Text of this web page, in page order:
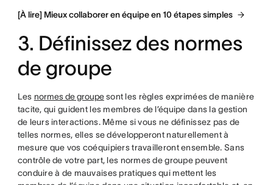
[À lire] Mieux collaborer en équipe en 10 étapes simples
3. Définissez des normes
de groupe
Les normes de groupesont les règles exprimées de manière
tacite, qui guident les membres de l’équipe dans la gestion
de leurs interactions. Même si vous ne définissez pas de
telles normes, elles se développeront naturellement à
mesure que vos coéquipiers travailleront ensemble. Sans
contrôle de votre part, les normes de groupe peuvent
conduire à de mauvaises pratiques qui mettent les